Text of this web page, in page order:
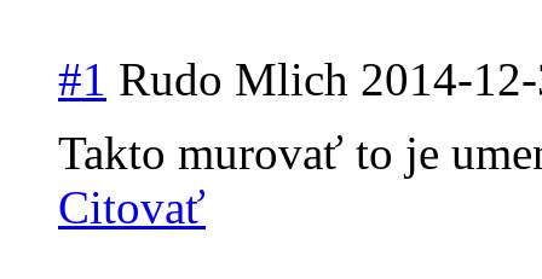
#1 Rudo Mlich 2014-
Takto murovať to je
Citovať